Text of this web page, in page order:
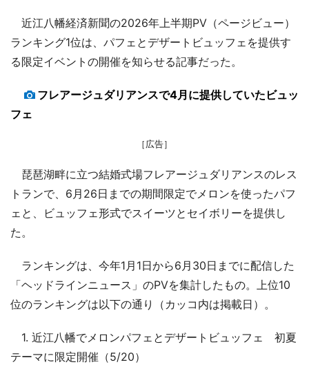
近江八幡経済新聞の2026年上半期PV（ページビュー）
ランキング1位は、パフェとデザートビュッフェを提供す
る限定イベントの開催を知らせる記事だった。
フレアージュダリアンスで4月に提供していたビュッ
フェ
［広告］
琵琶湖畔に立つ結婚式場フレアージュダリアンスのレス
トランで、6月26日までの期間限定でメロンを使ったパフ
ェと、ビュッフェ形式でスイーツとセイボリーを提供し
た。
ランキングは、今年1月1日から6月30日までに配信した
「ヘッドラインニュース」のPVを集計したもの。上位10
位のランキングは以下の通り（カッコ内は掲載日）。
1. 近江八幡でメロンパフェとデザートビュッフェ 初夏
テーマに限定開催（5/20）